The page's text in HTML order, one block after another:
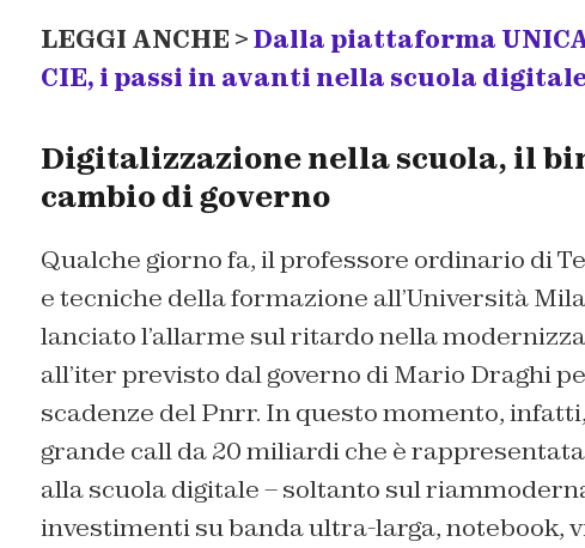
LEGGI ANCHE >Dalla piattaforma
CIE, i passi in avanti nella scuola
Digitalizzazione nella scuola, il
cambio di governo
Qualche giorno fa, il professore ordinario di
e tecniche della formazione all’Università
lanciato l’allarme sul ritardo nella
all’iter previsto dal governo di Mario Draghi
scadenze del Pnrr. In questo momento,
grande call da 20 miliardi che è
alla scuola digitale – soltanto sul
investimenti su banda ultra-larga, notebook,